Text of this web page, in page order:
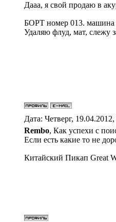
Дааа, я свой продаю в
БОРТ номер 013.
Удаляю флуд, мат, слежу
Дата: Четверг,
Rembo, Как успехи с
Если есть какие то не
Китайский Пикап Great